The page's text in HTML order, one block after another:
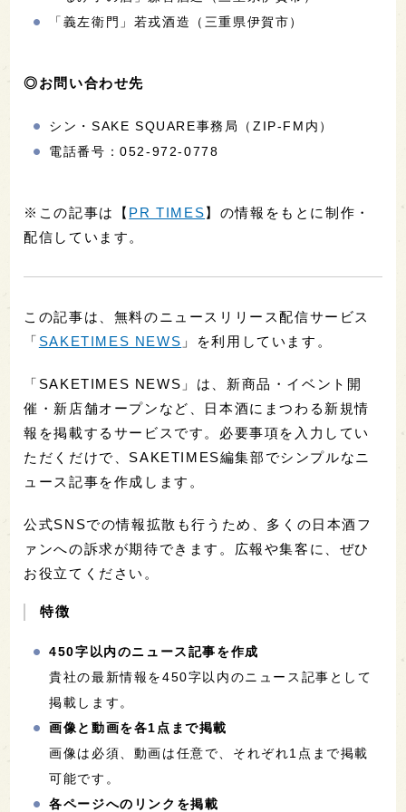
「義左衛門」若戎酒造（三重県伊賀市）
◎お問い合わせ先
シン・SAKE SQUARE事務局（ZIP-FM内）
電話番号：052-972-0778
※この記事は【 PR TIMES 】の情報をもとに制作・
配信しています。
この記事は、無料のニュースリリース配信サービス
「 SAKETIMES NEWS 」を利用しています。
「SAKETIMES NEWS」は、新商品・イベント開
催・新店舗オープンなど、日本酒にまつわる新規情
報を掲載するサービスです。必要事項を入力してい
ただくだけで、SAKETIMES編集部でシンプルなニ
ュース記事を作成します。
公式SNSでの情報拡散も行うため、多くの日本酒フ
ァンへの訴求が期待できます。広報や集客に、ぜひ
お役立てください。
特徴
450字以内のニュース記事を作成
貴社の最新情報を450字以内のニュース記事として
掲載します。
画像と動画を各1点まで掲載
画像は必須、動画は任意で、それぞれ1点まで掲載
可能です。
各ページへのリンクを掲載